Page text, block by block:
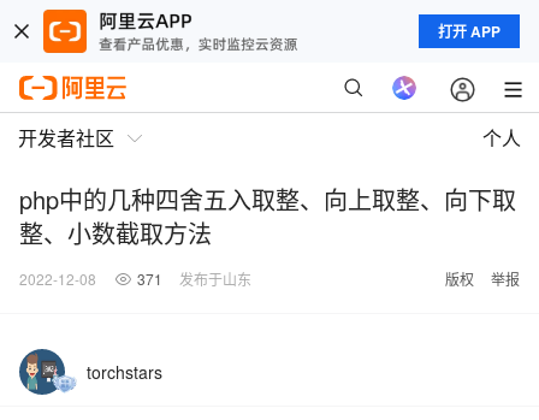
打开 APP
开发者社区 个人
php中的几种四舍五入取整、向上取整、向下取
整、小数截取方法
2022-12-08 371 发布于山东 版权 举报
torchstars